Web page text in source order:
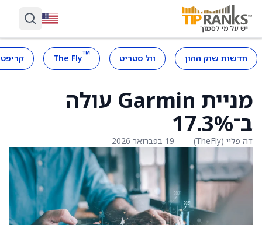
חדשות שוק ההון וול סטריט ™
The Fly
מניית Garmin עולה
ב־17.3%
דה פליי (TheFly) 19 בפברואר 2026